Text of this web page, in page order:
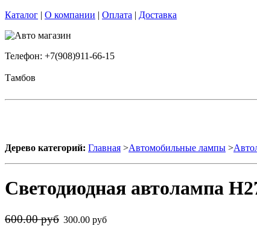
Каталог | О компании | Оплата | Доставка
Телефон: +7(908)911-66-15
Тамбов
Дерево категорий: Главная >Автомобильные лампы >
Светодиодная автолампа
600.00 руб 300.00 руб